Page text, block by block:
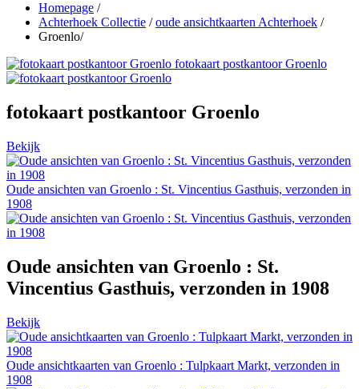
Homepage /
Achterhoek Collectie / oude ansichtkaarten Achterhoek /
Groenlo/
fotokaart postkantoor Groenlo
fotokaart postkantoor Groenlo
Bekijk
Oude ansichten van Groenlo : St. Vincentius Gasthuis, verzonden in
1908
Oude ansichten van Groenlo : St.
Vincentius Gasthuis, verzonden in 1908
Bekijk
Oude ansichtkaarten van Groenlo : Tulpkaart Markt, verzonden in
1908